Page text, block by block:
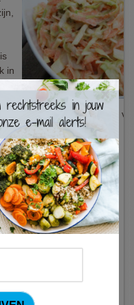
in
voor jouw creatieve
×